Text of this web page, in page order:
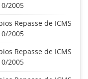
2005
Repasse de ICMS
2005
Repasse de ICMS
2005